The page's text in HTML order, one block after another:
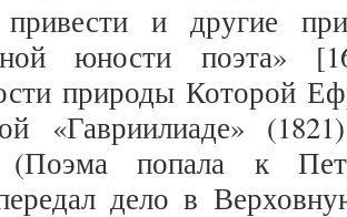
и другие
юности поэта»
природы Которой
«Гавриилиаде»
(Поэма попала к
дело в